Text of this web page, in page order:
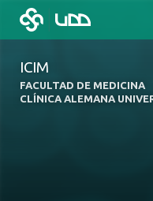
ICIM
FACULTAD DE MEDICINA
CLÍNICA ALEMANA